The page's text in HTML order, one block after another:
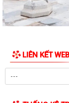
Luật sửa đổi, bổ
Chiến dịch “500
Kỷ niệm Ngày gia
KẾ HOẠCH Tiếp
LIÊN KẾT